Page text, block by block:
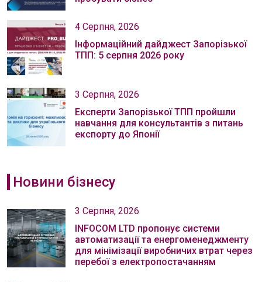
4 Серпня, 2026
Інформаційний дайджест Запорізької
ТПП: 5 серпня 2026 року
3 Серпня, 2026
Експерти Запорізької ТПП пройшли
навчання для консультантів з питань
експорту до Японії
Новини бізнесу
3 Серпня, 2026
INFOCOM LTD пропонує системи
автоматизації та енергоменеджменту
для мінімізації виробничих втрат через
перебої з електропостачанням